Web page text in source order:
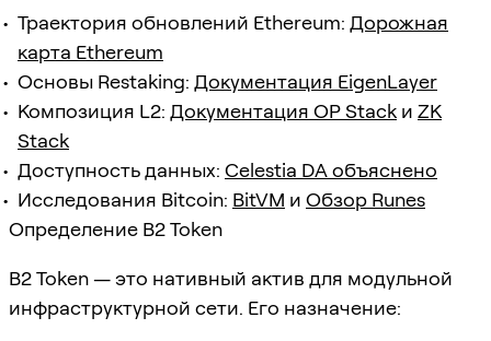
Траектория обновлений Ethereum: Дорожная
карта Ethereum
Основы Restaking: Документация EigenLayer
Композиция L2: Документация OP Stack и ZK
Stack
Доступность данных: Celestia DA объяснено
Исследования Bitcoin: BitVM и Обзор Runes
Определение B2 Token
B2 Token — это нативный актив для модульной
инфраструктурной сети. Его назначение: